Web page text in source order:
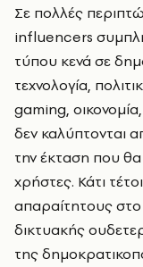
Σε πολλές
influencers
τύπου κενά σε
τεχνολογία,
gaming,
δεν καλύπτονται
την έκταση που
χρήστες. Κάτι
απαραίτητους
δικτυακής
της